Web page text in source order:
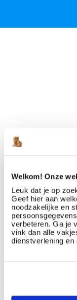
Welkom! Onze
Leuk dat je op
Geef hier aan
noodzakelijke en
verbeteren. Ga je
vink dan alle
dienstverlening en